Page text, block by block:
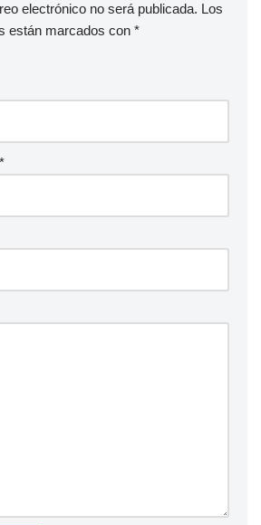
electrónico no será publicada. Los
están marcados con *
*